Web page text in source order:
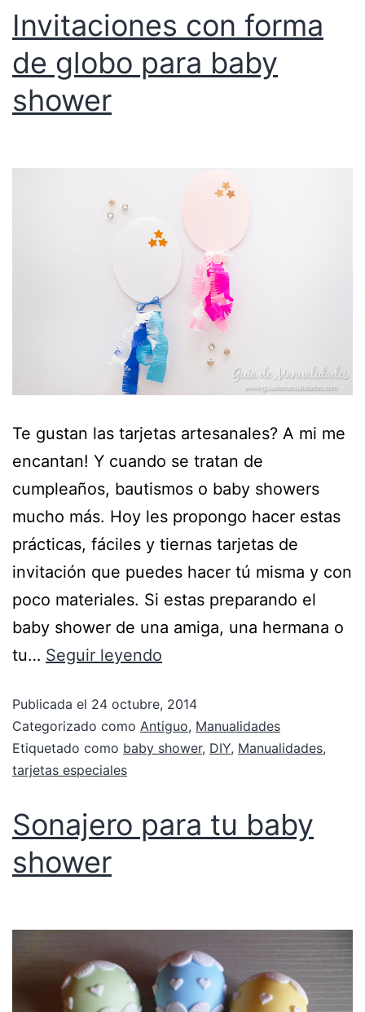
Invitaciones con forma
de globo para baby
shower
Te gustan las tarjetas artesanales? A mi me
encantan! Y cuando se tratan de
cumpleaños, bautismos o baby showers
mucho más. Hoy les propongo hacer estas
prácticas, fáciles y tiernas tarjetas de
invitación que puedes hacer tú misma y con
poco materiales. Si estas preparando el
baby shower de una amiga, una hermana o
tu… Seguir leyendo
Publicada el 24 octubre, 2014
Categorizado como Antiguo, Manualidades
Etiquetado como baby shower, DIY, Manualidades,
tarjetas especiales
Sonajero para tu baby
shower